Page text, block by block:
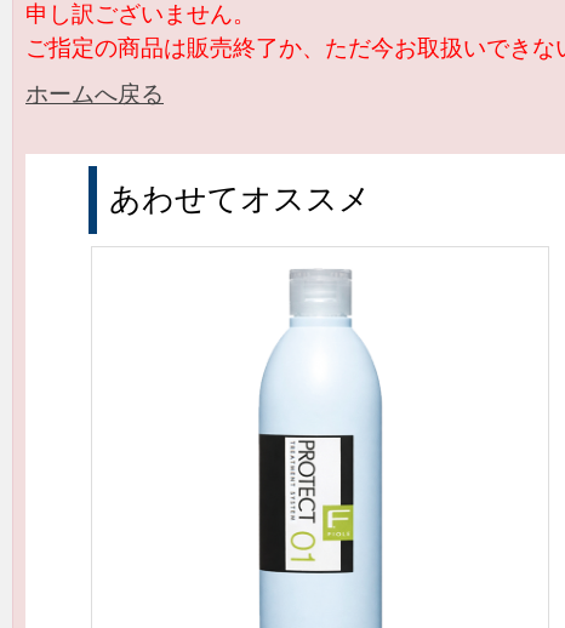
申し訳ございません。
ご指定の商品は販売終了か、ただ今お取扱いできな
ホームへ戻る
あわせてオススメ